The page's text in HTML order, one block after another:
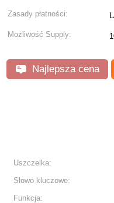
Zasady płatności:
Możliwość Supply:
Najlepsza cena
Uszczelka:
Słowo kluczowe:
Funkcja: